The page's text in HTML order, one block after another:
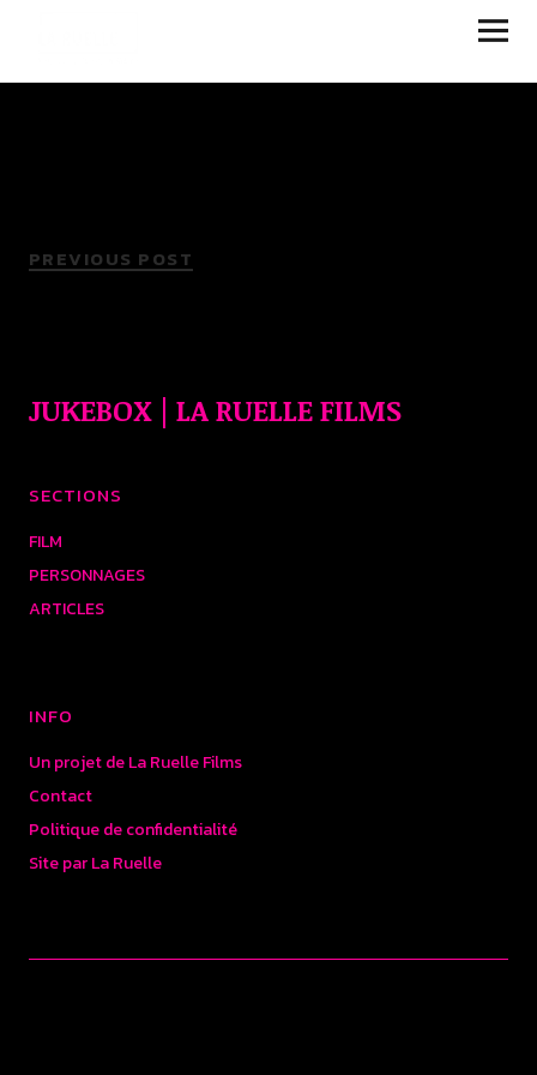
PREVIOUS POST
JUKEBOX | LA RUELLE FILMS
SECTIONS
FILM
PERSONNAGES
ARTICLES
INFO
Un projet de La Ruelle Films
Contact
Politique de confidentialité
Site par La Ruelle